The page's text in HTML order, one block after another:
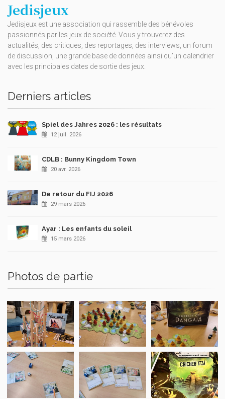
Jedisjeux
Jedisjeux est une association qui rassemble des bénévoles
passionnés par les jeux de société. Vous y trouverez des
actualités, des critiques, des reportages, des interviews, un forum
de discussion, une grande base de données ainsi qu’un calendrier
avec les principales dates de sortie des jeux.
Derniers articles
Spiel des Jahres 2026 : les résultats
12 juil. 2026
CDLB : Bunny Kingdom Town
20 avr. 2026
De retour du FIJ 2026
29 mars 2026
Ayar : Les enfants du soleil
15 mars 2026
Photos de partie